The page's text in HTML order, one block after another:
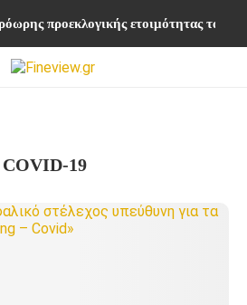
προεκλογικής ετοιμότητας τα
COVID-19